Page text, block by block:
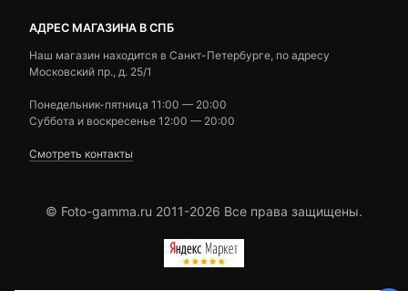
АДРЕС МАГАЗИНА В СПБ
Наш магазин находится в Санкт-Петербурге, по адресу
Московский пр., д. 25/1
Понедельник-пятница 11:00 — 20:00
Суббота и воскресенье 12:00 — 20:00
Смотреть контакты
© Foto-gamma.ru 2011-2026 Все права защищены.